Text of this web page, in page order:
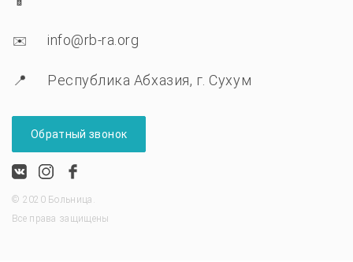
info@rb-ra.org
Республика Абхазия, г. Сухум
Обратный звонок
© 2020 Больница.
Все права защищены